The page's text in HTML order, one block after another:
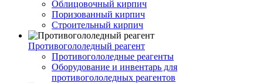
Облицовочный кирпич
Поризованный кирпич
Строительный кирпич
Противогололедный реагент
Противогололедные реагенты
Оборудование и инвентарь для
противогололедных реагентов